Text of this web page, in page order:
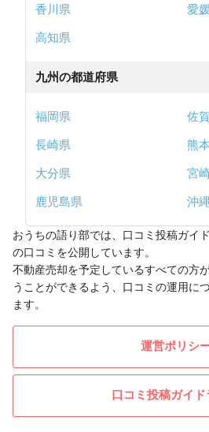
香川県
愛
高知県
九州の都道府県
福岡県
佐
長崎県
熊
大分県
宮
鹿児島県
沖
おうちの語り部では、口コミ投稿ガイ
の口コミを公開しています。
不動産売却を予定しているすべての方
うことができるよう、口コミの運用に
ます。
運営ポリシ
口コミ投稿ガイド